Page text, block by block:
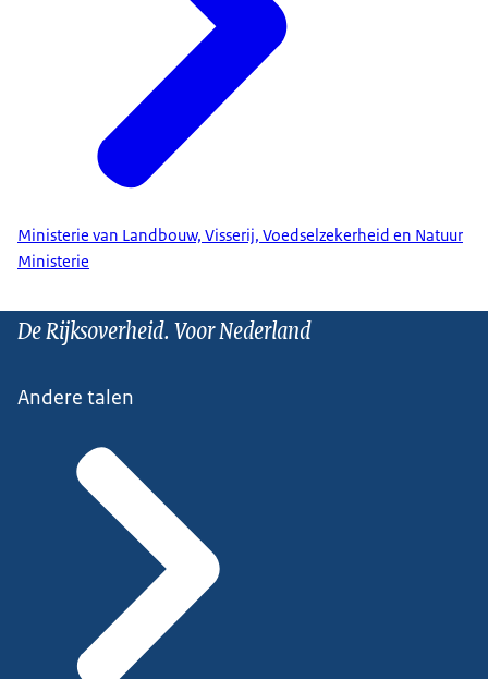
Ministerie van Landbouw, Visserij, Voedselzekerheid en Natuur
Ministerie
De Rijksoverheid. Voor Nederland
Andere talen